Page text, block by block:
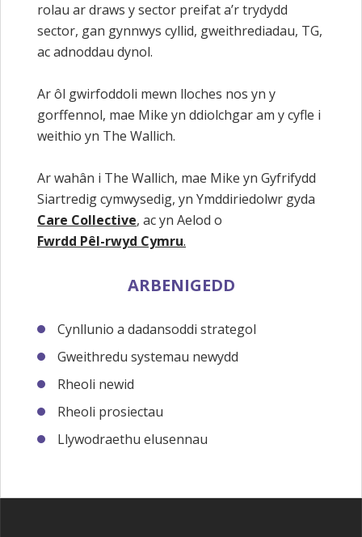
rolau ar draws y sector preifat a’r trydydd
sector, gan gynnwys cyllid, gweithrediadau, TG,
ac adnoddau dynol.
Ar ôl gwirfoddoli mewn lloches nos yn y
gorffennol, mae Mike yn ddiolchgar am y cyfle i
weithio yn The Wallich.
Ar wahân i The Wallich, mae Mike yn Gyfrifydd
Siartredig cymwysedig, yn Ymddiriedolwr gyda
Care Collective, ac yn Aelod o
Fwrdd Pêl-rwyd Cymru.
ARBENIGEDD
Cynllunio a dadansoddi strategol
Gweithredu systemau newydd
Rheoli newid
Rheoli prosiectau
Llywodraethu elusennau